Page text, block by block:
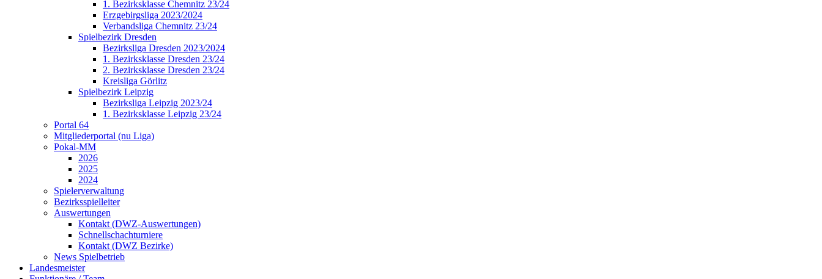
1. Bezirksklasse Chemnitz 23/24
Erzgebirgsliga 2023/2024
Verbandsliga Chemnitz 23/24
Spielbezirk Dresden
Bezirksliga Dresden 2023/2024
1. Bezirksklasse Dresden 23/24
2. Bezirksklasse Dresden 23/24
Kreisliga Görlitz
Spielbezirk Leipzig
Bezirksliga Leipzig 2023/24
1. Bezirksklasse Leipzig 23/24
Portal 64
Mitgliederportal (nu Liga)
Pokal-MM
2026
2025
2024
Spielerverwaltung
Bezirksspielleiter
Auswertungen
Kontakt (DWZ-Auswertungen)
Schnellschachturniere
Kontakt (DWZ Bezirke)
News Spielbetrieb
Landesmeister